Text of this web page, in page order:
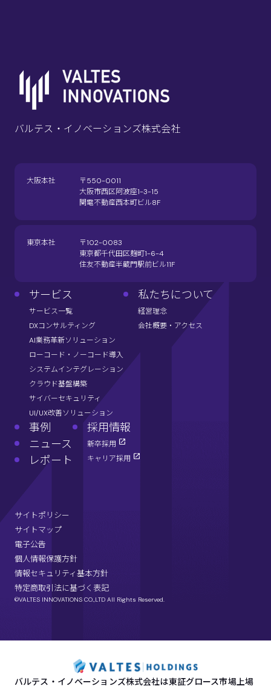
バルテス・イノベーションズ株式会社
大阪本社
〒550-0011
大阪市西区阿波座1-3-15
関電不動産西本町ビル8F
東京本社
〒102-0083
東京都千代田区麹町1-6-4
住友不動産半蔵門駅前ビル11F
サービス
サービス一覧
DXコンサルティング
AI業務革新ソリューション
ローコード・ノーコード導入
システムインテグレーション
クラウド基盤構築
サイバーセキュリティ
UI/UX改善ソリューション
私たちについて
経営理念
会社概要・アクセス
事例
ニュース
レポート
採用情報
新卒採用
キャリア採用
サイトポリシー
サイトマップ
電子公告
個人情報保護方針
情報セキュリティ基本方針
特定商取引法に基づく表記
©VALTES INNOVATIONS CO.,LTD All Rights Reserved.
バルテス・イノベーションズ株式会社は東証グロース市場上場